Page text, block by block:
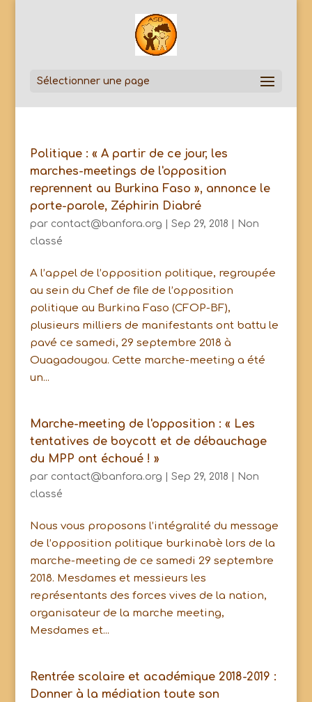
Sélectionner une page
Politique : « A partir de ce jour, les
marches-meetings de l'opposition
reprennent au Burkina Faso », annonce le
porte-parole, Zéphirin Diabré
par contact@banfora.org Sep 29, 2018
Non
classé
A l’appel de l’opposition politique, regroupée
au sein du Chef de file de l’opposition
politique au Burkina Faso (CFOP-BF),
plusieurs milliers de manifestants ont battu le
pavé ce samedi, 29 septembre 2018 à
Ouagadougou. Cette marche-meeting a été
un...
Marche-meeting de l'opposition : « Les
tentatives de boycott et de débauchage
du MPP ont échoué ! »
par contact@banfora.org Sep 29, 2018
Non
classé
Nous vous proposons l’intégralité du message
de l’opposition politique burkinabè lors de la
marche-meeting de ce samedi 29 septembre
2018. Mesdames et messieurs les
représentants des forces vives de la nation,
organisateur de la marche meeting,
Mesdames et...
Rentrée scolaire et académique 2018-2019 :
Donner à la médiation toute son